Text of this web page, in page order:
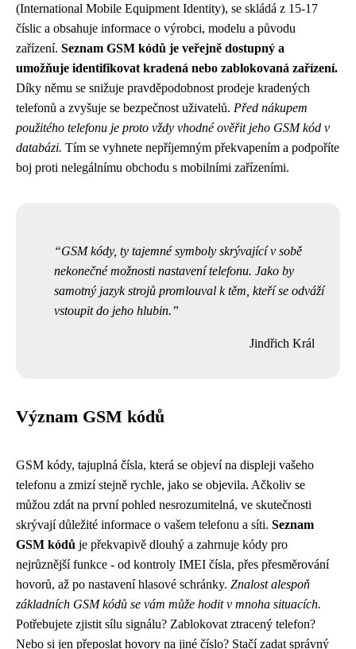
(International Mobile Equipment Identity), se skládá z 15-17
číslic a obsahuje informace o výrobci, modelu a původu
zařízení. Seznam GSM kódů je veřejně dostupný a
umožňuje identifikovat kradená nebo zablokovaná zařízení.
Díky němu se snižuje pravděpodobnost prodeje kradených
telefonů a zvyšuje se bezpečnost uživatelů. Před nákupem
použitého telefonu je proto vždy vhodné ověřit jeho GSM kód v
databázi. Tím se vyhnete nepříjemným překvapením a podpoříte
boj proti nelegálnímu obchodu s mobilními zařízeními.
GSM kódy, ty tajemné symboly skrývající v sobě
nekonečné možnosti nastavení telefonu. Jako by
samotný jazyk strojů promlouval k těm, kteří se odváží
vstoupit do jeho hlubin.
Jindřich Král
Význam GSM kódů
GSM kódy, tajuplná čísla, která se objeví na displeji vašeho
telefonu a zmizí stejně rychle, jako se objevila. Ačkoliv se
můžou zdát na první pohled nesrozumitelná, ve skutečnosti
skrývají důležité informace o vašem telefonu a síti. Seznam
GSM kódů je překvapivě dlouhý a zahrnuje kódy pro
nejrůznější funkce - od kontroly IMEI čísla, přes přesměrování
hovorů, až po nastavení hlasové schránky. Znalost alespoň
základních GSM kódů se vám může hodit v mnoha situacích.
Potřebujete zjistit sílu signálu? Zablokovat ztracený telefon?
Nebo si jen přeposlat hovory na jiné číslo? Stačí zadat správný